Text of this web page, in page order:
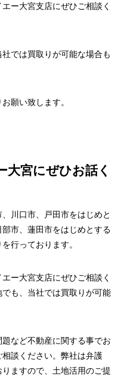
ー大宮支店にぜひご相談く
では買取りが可能な場合も
願い致します。
大宮にぜひお話く
川口市、戸田市をはじめと
市、蓮田市をはじめとする
行っております。
ー大宮支店にぜひご相談く
も、当社では買取りが可能
など不動産に関する事でお
談ください。弊社は弁護
ますので、土地活用のご提